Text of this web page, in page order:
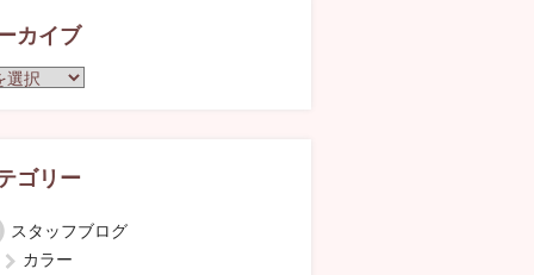
カイブ
ゴリー
スタッフブログ
カラー